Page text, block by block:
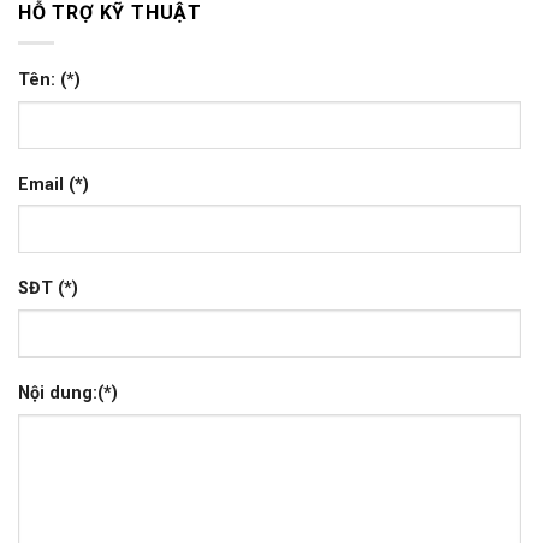
HỖ TRỢ KỸ THUẬT
Tên: (*)
Email (*)
SĐT (*)
Nội dung:(*)